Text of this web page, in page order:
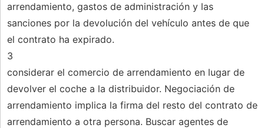
arrendamiento, gastos de administración y las
sanciones por la devolución del vehículo antes de que
el contrato ha expirado.
3
considerar el comercio de arrendamiento en lugar de
devolver el coche a la distribuidor. Negociación de
arrendamiento implica la firma del resto del contrato de
arrendamiento a otra persona. Buscar agentes de